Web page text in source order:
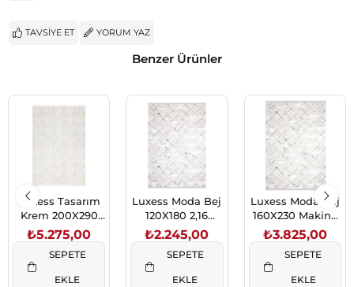
TAVSIYE ET YORUM YAZ
Benzer Ürünler
Luxess Tasarım
Krem 200X290
5,8 M2 (1040)
₺5.275,00
SEPETE
EKLE
Luxess Moda Bej
120X180 2,16
(1043)
₺2.245,00
SEPETE
EKLE
Luxess Moda Bej
160X230 Makine
Halısı (1043)
₺3.825,00
SEPETE
EKLE